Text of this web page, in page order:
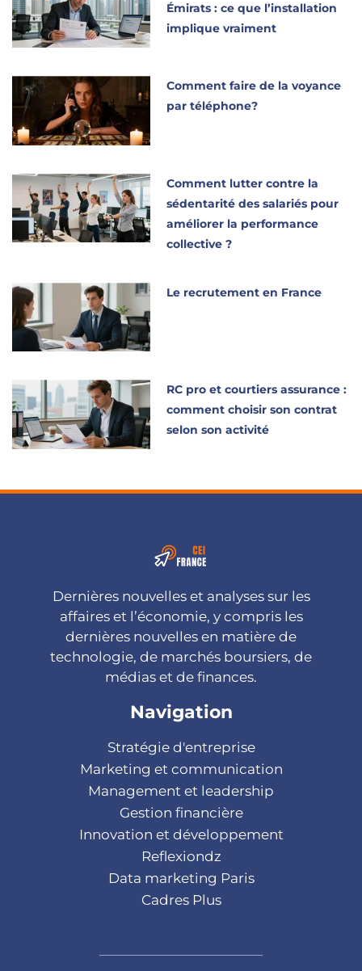
Émirats : ce que l’installation
implique vraiment
Comment faire de la voyance
par téléphone?
Comment lutter contre la
sédentarité des salariés pour
améliorer la performance
collective ?
Le recrutement en France
RC pro et courtiers assurance :
comment choisir son contrat
selon son activité
Dernières nouvelles et analyses sur les
affaires et l’économie, y compris les
dernières nouvelles en matière de
technologie, de marchés boursiers, de
médias et de finances.
Navigation
Stratégie d'entreprise
Marketing et communication
Management et leadership
Gestion financière
Innovation et développement
Reflexiondz
Data marketing Paris
Cadres Plus